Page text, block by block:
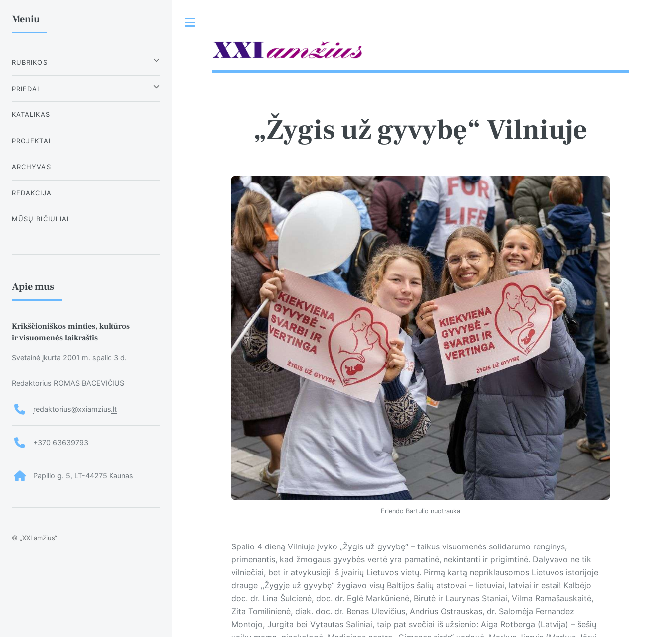
„Žygis už gyvybę“ Vilniuje
Erlendo Bartulio nuotrauka
Spalio 4 dieną Vilniuje įvyko „Žygis už gyvybę“ – taikus visuomenės solidarumo renginys,
primenantis, kad žmogaus gyvybės vertė yra pamatinė, nekintanti ir prigimtinė. Dalyvavo ne tik
vilniečiai, bet ir atvykusieji iš įvairių Lietuvos vietų. Pirmą kartą nepriklausomos Lietuvos istorijoje
drauge ,,Žygyje už gyvybę“ žygiavo visų Baltijos šalių atstovai – lietuviai, latviai ir estai! Kalbėjo
doc. dr. Lina Šulcienė, doc. dr. Eglė Markūnienė, Birutė ir Laurynas Staniai, Vilma Ramašauskaitė,
Zita Tomilinienė, diak. doc. dr. Benas Ulevičius, Andrius Ostrauskas, dr. Salomėja Fernandez
Montojo, Jurgita bei Vytautas Saliniai, taip pat svečiai iš užsienio: Aiga Rotberga (Latvija) – šešių
Meniu
RUBRIKOS
PRIEDAI
KATALIKAS
PROJEKTAI
ARCHYVAS
REDAKCIJA
MŪSŲ BIČIULIAI
Apie mus
Krikščioniškos minties, kultūros
ir visuomenės laikraštis
Svetainė įkurta 2001 m. spalio 3 d.
Redaktorius ROMAS BACEVIČIUS
redaktorius@xxiamzius.lt
+370 63639793
Papilio g. 5, LT-44275 Kaunas
© „XXI amžius“